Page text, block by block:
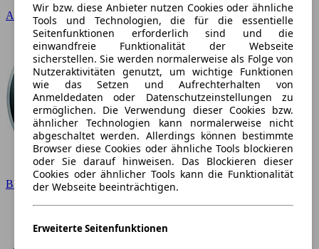
Wir bzw. diese Anbieter nutzen Cookies oder ähnliche
Tools und Technologien, die für die essentielle
Seitenfunktionen erforderlich sind und die
einwandfreie Funktionalität der Webseite
sicherstellen. Sie werden normalerweise als Folge von
Nutzeraktivitäten genutzt, um wichtige Funktionen
wie das Setzen und Aufrechterhalten von
Anmeldedaten oder Datenschutzeinstellungen zu
ermöglichen. Die Verwendung dieser Cookies bzw.
ähnlicher Technologien kann normalerweise nicht
abgeschaltet werden. Allerdings können bestimmte
Browser diese Cookies oder ähnliche Tools blockieren
oder Sie darauf hinweisen. Das Blockieren dieser
Cookies oder ähnlicher Tools kann die Funktionalität
der Webseite beeinträchtigen.
Erweiterte Seitenfunktionen
Audi
BMW